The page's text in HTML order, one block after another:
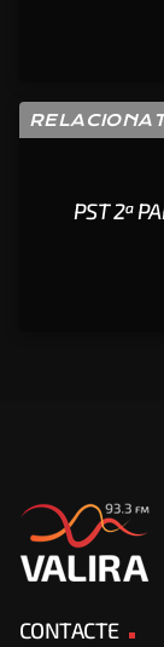
PST 2ª
CONTACTE